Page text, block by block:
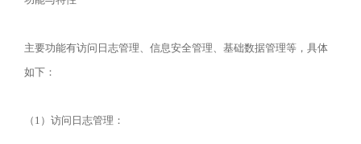
主要功能有访问日志管理、信息安全管理、基础数据管理等，具体
如下：
（1）访问日志管理：